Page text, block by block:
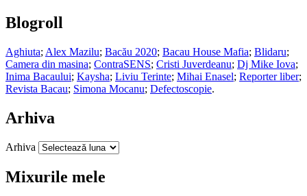
Blogroll
Aghiuta; Alex Mazilu; Bacău 2020; Bacau House Mafia; Blidaru;
Camera din masina; ContraSENS; Cristi Juverdeanu; Dj Mike Iova;
Inima Bacaului; Kaysha; Liviu Terinte; Mihai Enasel; Reporter liber;
Revista Bacau; Simona Mocanu; Defectoscopie.
Arhiva
Arhiva
Mixurile mele